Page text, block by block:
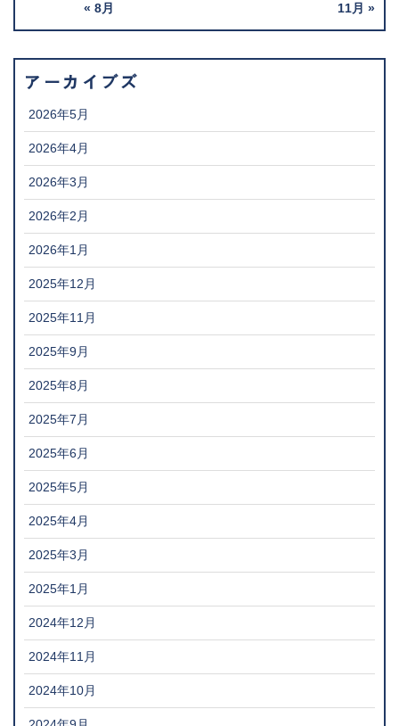
« 8月 11月 »
アーカイブズ
2026年5月
2026年4月
2026年3月
2026年2月
2026年1月
2025年12月
2025年11月
2025年9月
2025年8月
2025年7月
2025年6月
2025年5月
2025年4月
2025年3月
2025年1月
2024年12月
2024年11月
2024年10月